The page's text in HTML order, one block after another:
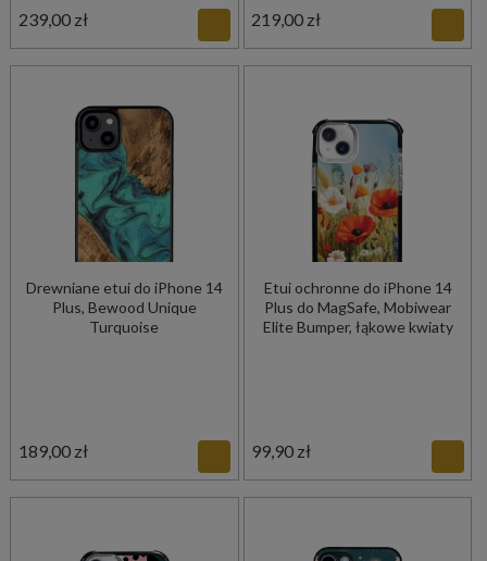
239,00 zł 219,00 zł
Drewniane etui do iPhone 14
Plus, Bewood Unique
Turquoise
189,00 zł
Etui ochronne do iPhone 14
Plus do MagSafe, Mobiwear
Elite Bumper, łąkowe kwiaty
99,90 zł